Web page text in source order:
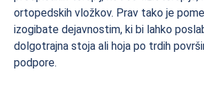
ortopedskih vložkov. Prav tako je
izogibate dejavnostim, ki bi lahko
dolgotrajna stoja ali hoja po trdih
podpore.